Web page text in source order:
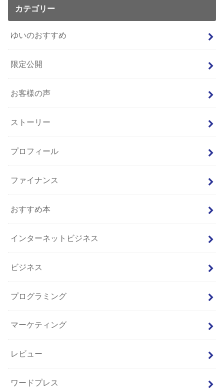
カテゴリー
ゆいのおすすめ
限定公開
お客様の声
ストーリー
プロフィール
ファイナンス
おすすめ本
インターネットビジネス
ビジネス
プログラミング
マーケティング
レビュー
ワードプレス